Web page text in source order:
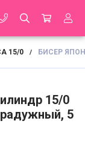
15/0 / БИСЕР
15/0
радужный, 5